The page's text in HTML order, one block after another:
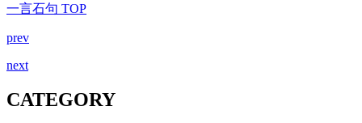
一言石句 TOP
prev
next
CATEGORY